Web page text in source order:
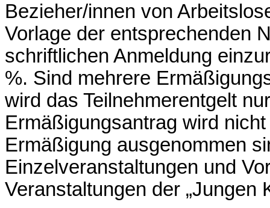
Bezieher/innen von
Vorlage der entsprechenden
schriftlichen Anmeldung
%. Sind mehrere
wird das Teilnehmerentgelt
Ermäßigungsantrag wird
Ermäßigung ausgenommen
Einzelveranstaltungen und
Veranstaltungen der „Jungen